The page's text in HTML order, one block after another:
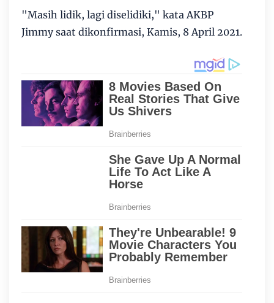
"Masih lidik, lagi diselidiki," kata AKBP
Jimmy saat dikonfirmasi, Kamis, 8 April 2021.